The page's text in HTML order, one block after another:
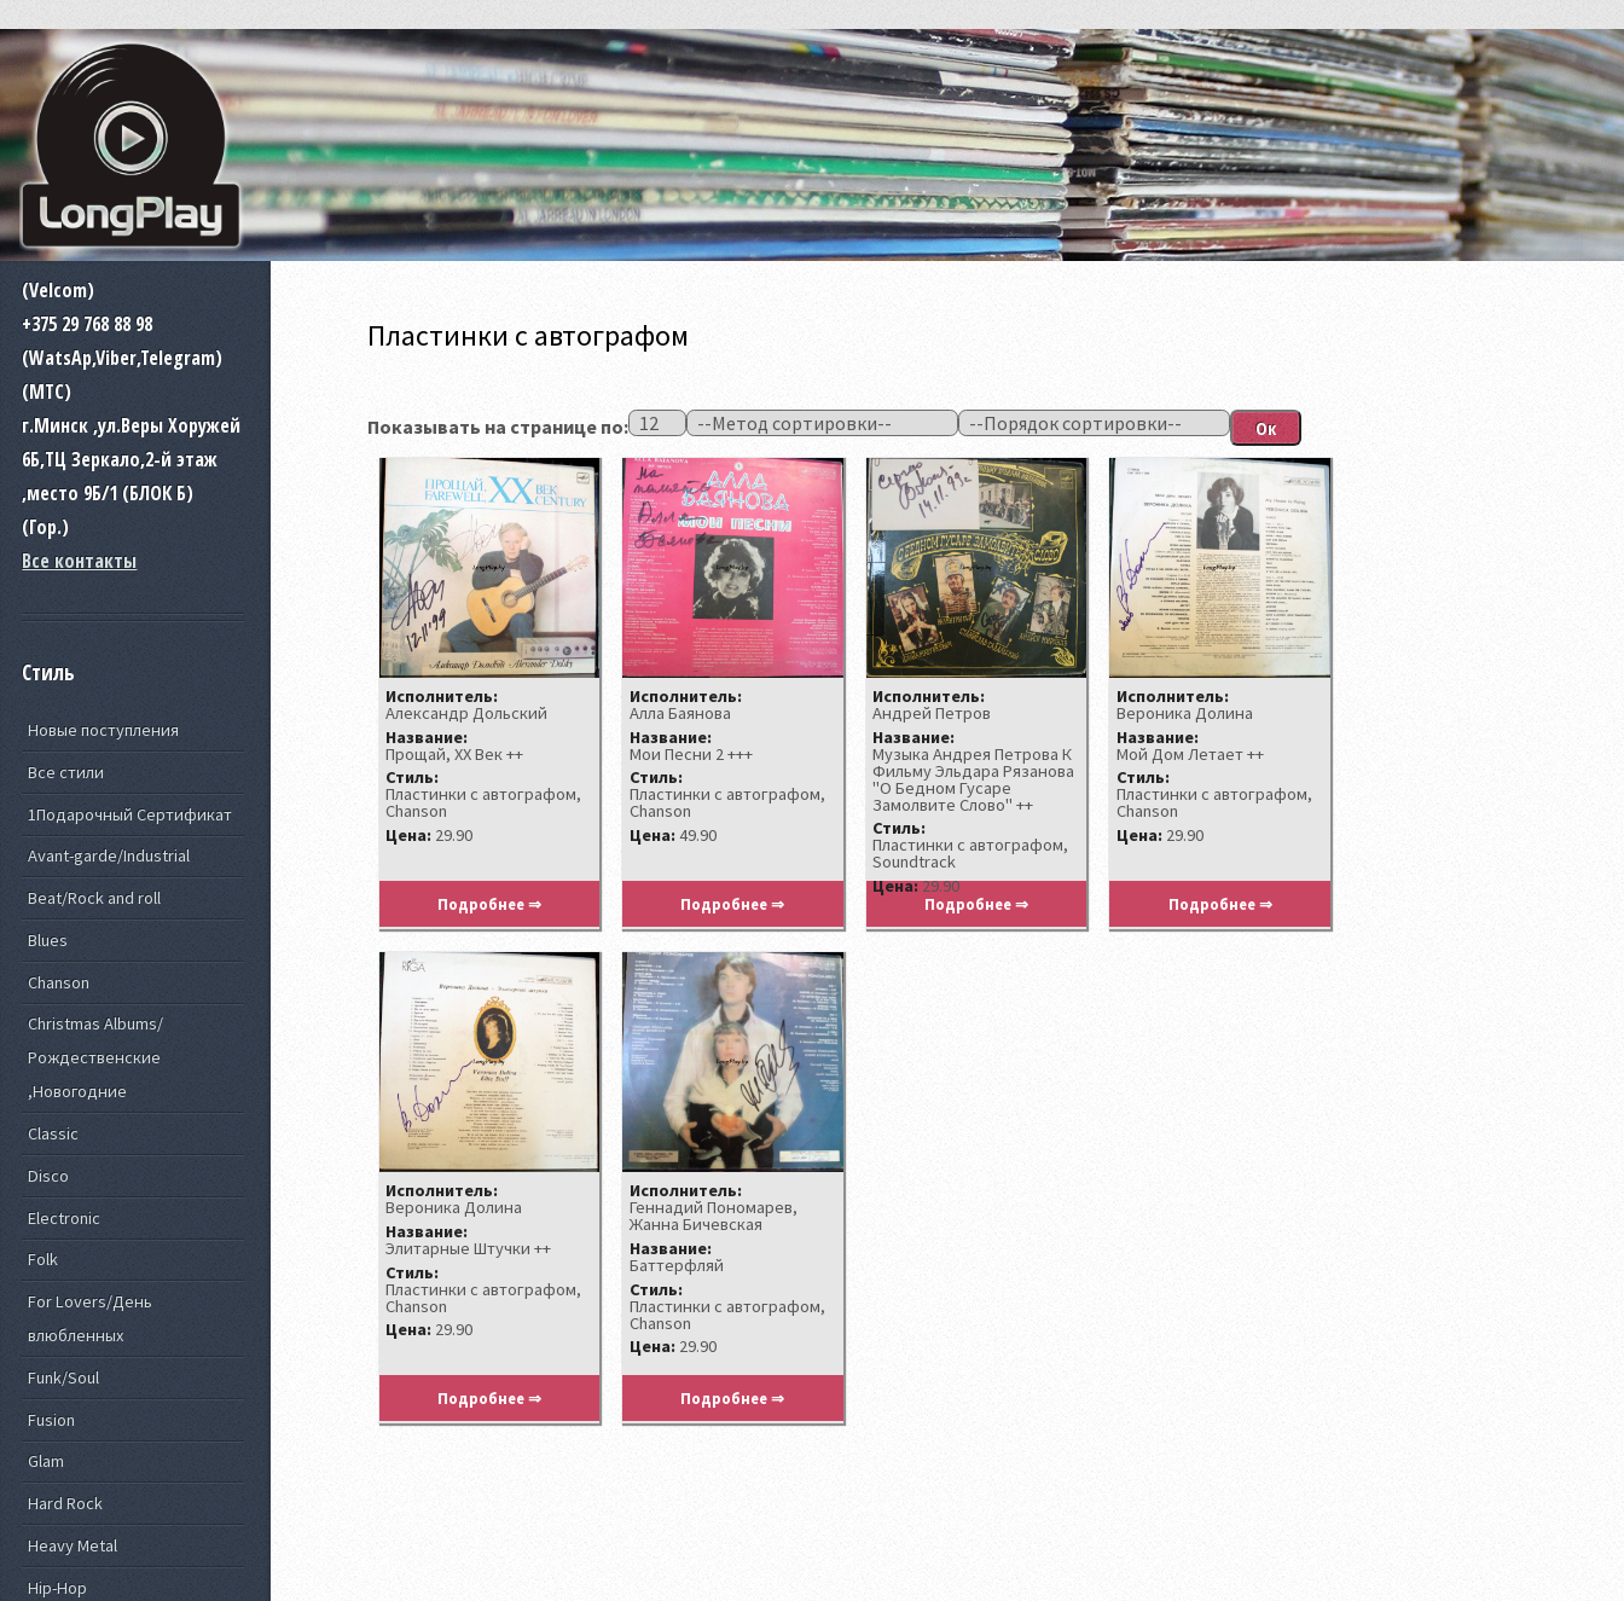
Пластинки с автографом
Показывать на странице по:
Исполнитель:
Александр Дольский
Название:
Прощай, XX Век ++
Стиль:
Пластинки с автографом,
Chanson
Цена: 29.90
Подробнее ⇒
Исполнитель:
Алла Баянова
Название:
Мои Песни 2 +++
Стиль:
Пластинки с автографом,
Chanson
Цена: 49.90
Подробнее ⇒
Исполнитель:
Андрей Петров
Название:
Музыка Андрея Петрова К
Фильму Эльдара Рязанова
"О Бедном Гусаре
Замолвите Слово" ++
Стиль:
Пластинки с автографом,
Soundtrack
Цена:29.90
Подробнее ⇒
Исполнитель:
Вероника Долина
Название:
Мой Дом Летает ++
Стиль:
Пластинки с автографом,
Chanson
Цена: 29.90
Подробнее ⇒
Исполнитель:
Вероника Долина
Название:
Элитарные Штучки ++
Стиль:
Пластинки с автографом,
Chanson
Цена: 29.90
Подробнее ⇒
Исполнитель:
Геннадий Пономарев,
Жанна Бичевская
Название:
Баттерфляй
Стиль:
Пластинки с автографом,
Chanson
Цена: 29.90
Подробнее ⇒
(Velcom)
+375 29 768 88 98
(WatsAp,Viber,Telegram)
(MTC)
г.Минск ,ул.Веры Хоружей
6Б,ТЦ Зеркало,2-й этаж
,место 9Б/1 (БЛОК Б)
(Гор.)
Все контакты
Стиль
Новые поступления
Все стили
1Подарочный Сертификат
Avant-garde/Industrial
Beat/Rock and roll
Blues
Chanson
Christmas Albums/
Рождественские
,Новогодние
Classic
Disco
Electronic
Folk
For Lovers/День
влюбленных
Funk/Soul
Fusion
Glam
Hard Rock
Heavy Metal
Hip-Hop